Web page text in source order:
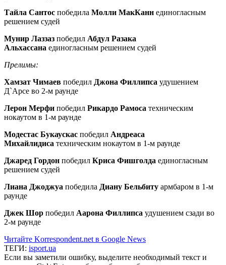
Тайла Сантос победила Молли МакКанн единогласным
решением судей
Мунир Лаззаз победил Абдул Разака
Альхассана единогласным решением судей
Прелимы:
Хамзат Чимаев победил Джона Филлипса удушением
Д`Арсе во 2-м раунде
Лерон Мерфи победил Рикардо Рамоса техническим
нокаутом в 1-м раунде
Модестас Букаускас победил Андреаса
Михайлидиса техническим нокаутом в 1-м раунде
Джаред Гордон победил Криса Фишголда единогласным
решением судей
Лиана Джоджуа победила Диану Бельбиту армбаром в 1-м
раунде
Джек Шор победил Аарона Филлипса удушением сзади во
2-м раунде
Читайте Korrespondent.net в Google News
ТЕГИ: isport.ua
Если вы заметили ошибку, выделите необходимый текст и